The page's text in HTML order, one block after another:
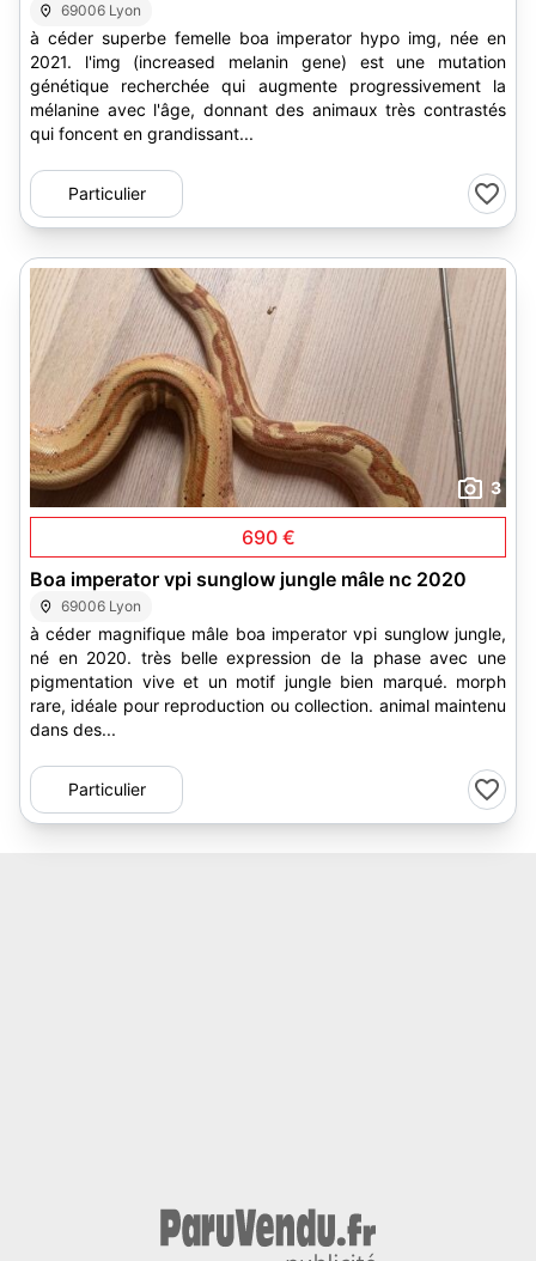
69006 Lyon
à céder superbe femelle boa imperator hypo img, née en
2021. l'img (increased melanin gene) est une mutation
génétique recherchée qui augmente progressivement la
mélanine avec l'âge, donnant des animaux très contrastés
qui foncent en grandissant...
Particulier
3
690 €
Boa imperator vpi sunglow jungle mâle nc 2020
69006 Lyon
à céder magnifique mâle boa imperator vpi sunglow jungle,
né en 2020. très belle expression de la phase avec une
pigmentation vive et un motif jungle bien marqué. morph
rare, idéale pour reproduction ou collection. animal maintenu
dans des...
Particulier